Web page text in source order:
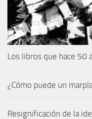
Los libros que hace 50
¿Cómo puede un
Resignificación de la